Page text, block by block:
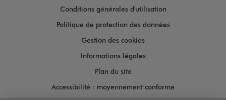
Conditions générales d'utilisation
Politique de protection des données
Gestion des cookies
Informations légales
Plan du site
Accessibilité : moyennement conforme